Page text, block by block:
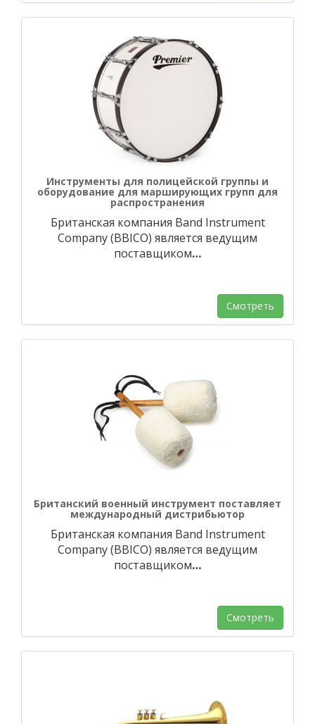
Инструменты для полицейской группы и
оборудование для марширующих групп для
распространения
Британская компания Band Instrument
Company (BBICO) является ведущим
поставщиком…
Смотреть
Британский военный инструмент поставляет
международный дистрибьютор
Британская компания Band Instrument
Company (BBICO) является ведущим
поставщиком…
Смотреть